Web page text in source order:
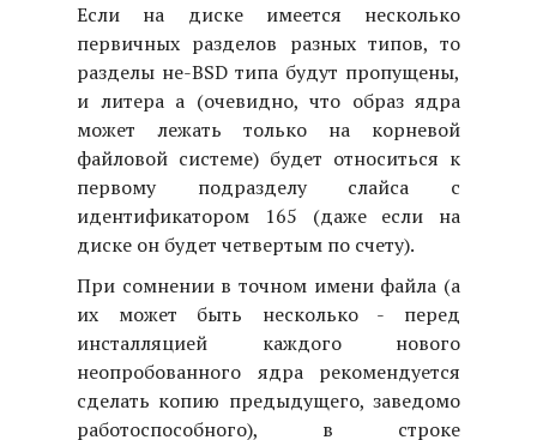
Если на диске имеется несколько
первичных разделов разных типов, то
разделы не-BSD типа будут пропущены,
и литера a (очевидно, что образ ядра
может лежать только на корневой
файловой системе) будет относиться к
первому подразделу слайса с
идентификатором 165 (даже если на
диске он будет четвертым по счету).
При сомнении в точном имени файла (а
их может быть несколько - перед
инсталляцией каждого нового
неопробованного ядра рекомендуется
сделать копию предыдущего, заведомо
работоспособного), в строке